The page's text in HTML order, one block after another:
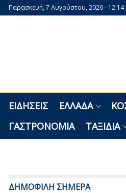
Παρασκευή, 7 Αυγούστου, 2026 - 12:14
ΕΙΔΉΣΕΙΣ ΕΛΛΆΔΑ
ΓΑΣΤΡΟΝΟΜΊΑ
ΤΑΞΊΔΙΑ
ΔΗΜΟΦΙΛΗ ΣΗΜΕΡΑ